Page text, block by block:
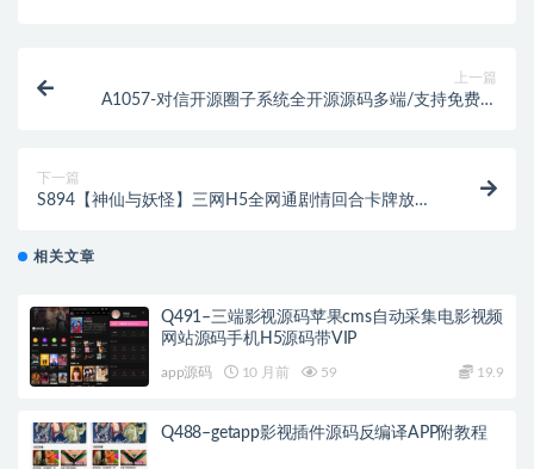
上一篇
A1057-对信开源圈子系统全开源源码多端/支持免费商
下一篇
S894【神仙与妖怪】三网H5全网通剧情回合卡牌放置
相关文章
Q491–三端影视源码苹果cms自动采集电影视频
网站源码手机H5源码带VIP
app源码 10 月前 59 19.9
Q488–getapp影视插件源码反编译APP附教程